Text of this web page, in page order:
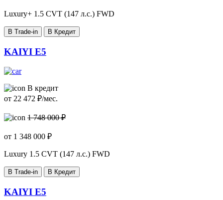
Luxury+ 1.5 CVT (147 л.с.) FWD
В Trade-in В Кредит
KAIYI E5
В кредит
от 22 472 ₽/мес.
1 748 000 ₽
от 1 348 000 ₽
Luxury 1.5 CVT (147 л.с.) FWD
В Trade-in В Кредит
KAIYI E5